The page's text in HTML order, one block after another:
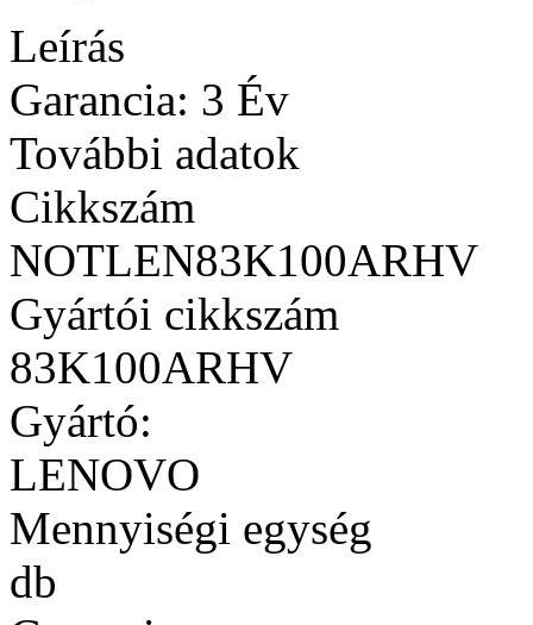
Leírás
Garancia: 3 Év
További adatok
Cikkszám
NOTLEN83K100ARHV
Gyártói cikkszám
83K100ARHV
Gyártó:
LENOVO
Mennyiségi egység
db